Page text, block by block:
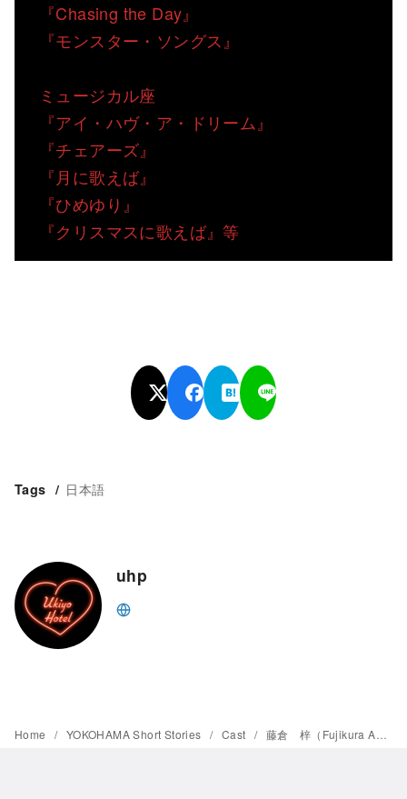
『Chasing the Day』
​『モンスター・ソングス』
ミュージカル座
『アイ・ハヴ・ア・ドリーム』
『チェアーズ』
『月に歌えば』
『ひめゆり』
『クリスマスに歌えば』​等​
Tags 日本語
uhp
Home YOKOHAMA Short Stories Cast 藤倉 梓（Fujikura Azusa）